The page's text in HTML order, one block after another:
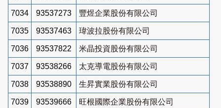
7034 93537273 豐煜企業股份有限公司
7035 93537463 瑋波拉股份有限公司
7036 93537822 米晶投資股份有限公司
7037 93538266 太克導電股份有限公司
7038 93538890 生昇實業股份有限公司
7039 93539666 旺根國際企業股份有限公司